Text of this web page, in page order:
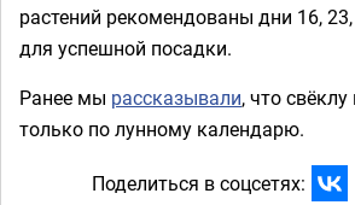
растений рекомендованы дни 16,
для успешной посадки.
Ранее мы рассказывали, что
только по лунному календарю.
Поделиться в соцсетях: